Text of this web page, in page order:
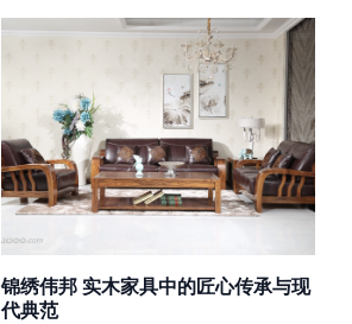
锦绣伟邦 实木家具中的匠心传承与现
代典范